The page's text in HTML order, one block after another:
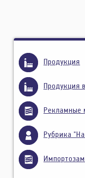
Продукция
Продукция
Рекламные
Рубрика